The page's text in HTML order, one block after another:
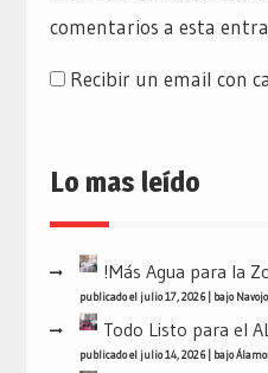
comentarios a esta
Recibir un email con
Lo mas leído
!Más Agua para la
publicado el julio 17, 2026| bajo
Todo Listo para el
publicado el julio 14, 2026| bajo